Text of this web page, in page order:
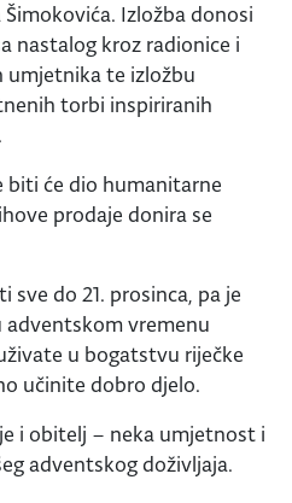
Izložba donosi
nastalog kroz radionice i
umjetnika te izložbu
torbi inspiriranih
biti će dio humanitarne
prodaje donira se
sve do 21. prosinca, pa je
adventskom vremenu
u bogatstvu riječke
učinite dobro djelo.
i obitelj – neka umjetnost i
adventskog doživljaja.